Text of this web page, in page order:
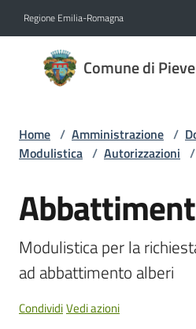
Regione Emilia-Romagna
Comune di
Comune
di Pieve
Novità
Servizi
Pieve
Home / Amministrazione /
Modulistica / Autorizzazioni /
Salta al contenuto
Modulistica per la
ad abbattimento alberi
CondividiVedi azioni